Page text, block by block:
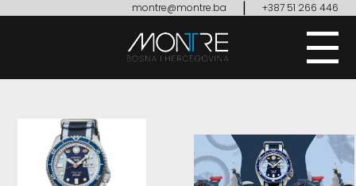
montre@montre.ba | +387 51 266 446